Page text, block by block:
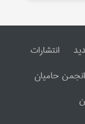
انتشارات
انجمن حامیان